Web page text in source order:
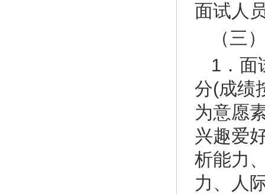
面试人
（三
1．面
分(成绩
为意愿
兴趣爱
析能力
力、人